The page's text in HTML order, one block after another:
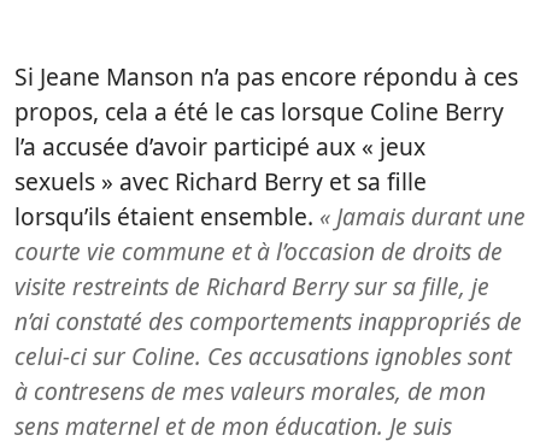
Si Jeane Manson n’a pas encore répondu à ces
propos, cela a été le cas lorsque Coline Berry
l’a accusée d’avoir participé aux « jeux
sexuels » avec Richard Berry et sa fille
lorsqu’ils étaient ensemble. « Jamais durant une
courte vie commune et à l’occasion de droits de
visite restreints de Richard Berry sur sa fille, je
n’ai constaté des comportements inappropriés de
celui-ci sur Coline. Ces accusations ignobles sont
à contresens de mes valeurs morales, de mon
sens maternel et de mon éducation. Je suis